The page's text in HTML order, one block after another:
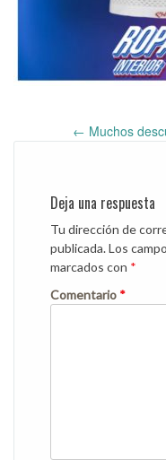
Post
← Muchos
Deja una respuesta
Tu dirección de
publicada.Los
marcados con *
Comentario *